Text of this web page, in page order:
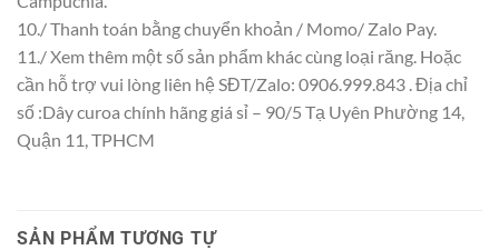
10./ Thanh toán bằng chuyển khoản / Momo/ Zalo Pay.
11./ Xem thêm một số sản phẩm khác cùng loại răng. Hoặc
cần hỗ trợ vui lòng liên hệ SĐT/Zalo: 0906.999.843 . Địa chỉ
số :Dây curoa chính hãng giá sỉ – 90/5 Tạ Uyên Phường 14,
Quận 11, TPHCM
SẢN PHẨM TƯƠNG TỰ